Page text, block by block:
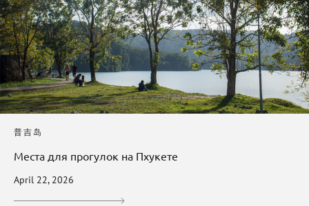
普吉岛
Места для прогулок на Пхукете
April 22, 2026